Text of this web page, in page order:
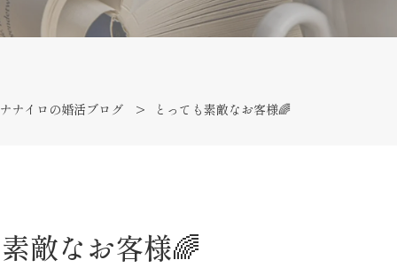
ナナイロの婚活ブログ とっても素敵なお客様🌈
敵なお客様🌈